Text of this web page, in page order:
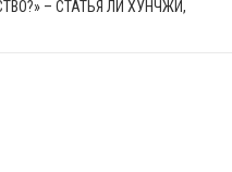
– СТАТЬЯ ЛИ ХУНЧЖИ,